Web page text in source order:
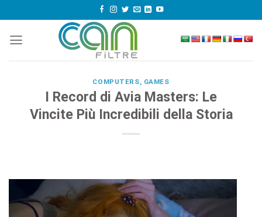
to
content
COMPUTERS, GAMES
I Record di Avia Masters: Le
Vincite Più Incredibili della Storia